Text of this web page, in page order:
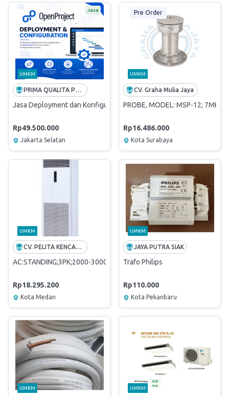
Jasa
UMKM
PRIMA QUALITA PRATAMA
Jasa Deployment dan Konfigurasi OpenProject
Rp49.500.000
Jakarta Selatan
Pre Order
UMKM
CV. Graha Mulia Jaya
PROBE, MODEL: MSP-12;
Rp16.486.000
Kota Surabaya
UMKM
CV. PELITA KENCANA TEKNIK
AC:STANDING;3PK;2000-3000W;220V;R-410A MERK DAIKIN
Rp18.295.200
Kota Medan
UMKM
JAYA PUTRA SIAK
Trafo Philips
Rp110.000
Kota Pekanbaru
UMKM UMKM